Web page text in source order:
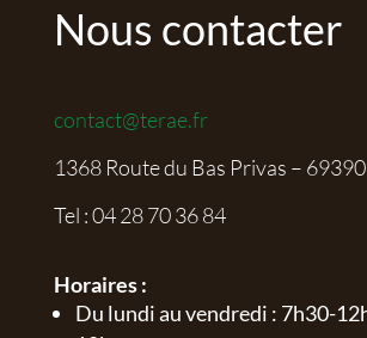
Nous contacter
contact@terae.fr
1368 Route du Bas Privas –
Tel :04 28 70 36 84
Horaires :
Du lundi au vendredi : 7h30-